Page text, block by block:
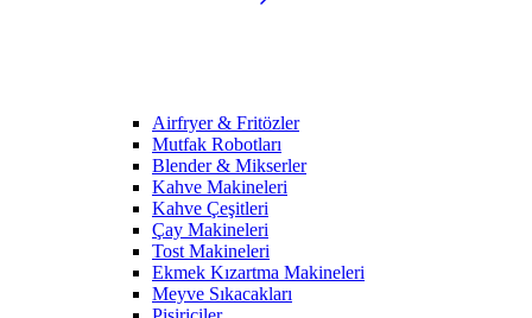
Airfryer & Fritözler
Mutfak Robotları
Blender & Mikserler
Kahve Makineleri
Kahve Çeşitleri
Çay Makineleri
Tost Makineleri
Ekmek Kızartma Makineleri
Meyve Sıkacakları